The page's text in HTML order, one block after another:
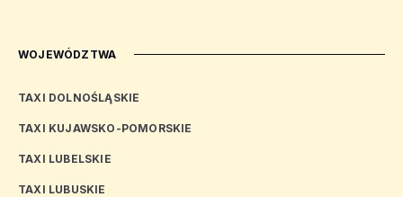
WOJEWÓDZTWA
TAXI DOLNOŚLĄSKIE
TAXI KUJAWSKO-POMORSKIE
TAXI LUBELSKIE
TAXI LUBUSKIE